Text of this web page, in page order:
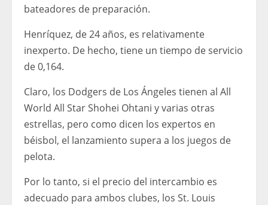
bateadores de preparación.
Henríquez, de 24 años, es relativamente
inexperto. De hecho, tiene un tiempo de servicio
de 0,164.
Claro, los Dodgers de Los Ángeles tienen al All
World All Star Shohei Ohtani y varias otras
estrellas, pero como dicen los expertos en
béisbol, el lanzamiento supera a los juegos de
pelota.
Por lo tanto, si el precio del intercambio es
adecuado para ambos clubes, los St. Louis